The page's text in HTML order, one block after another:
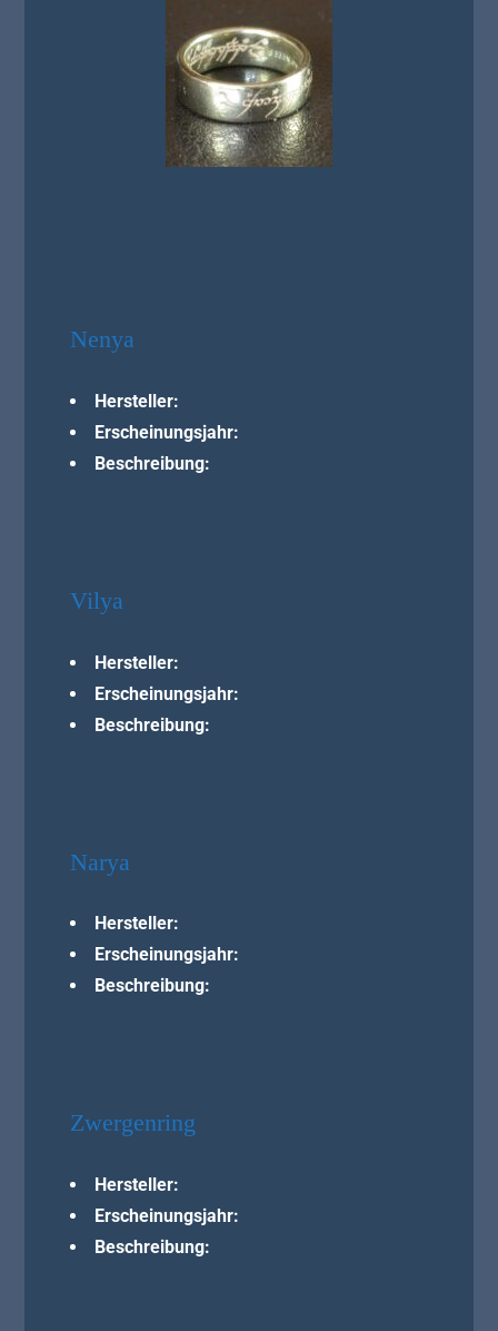
Nenya
Hersteller:
Erscheinungsjahr:
Beschreibung:
Vilya
Hersteller:
Erscheinungsjahr:
Beschreibung:
Narya
Hersteller:
Erscheinungsjahr:
Beschreibung:
Zwergenring
Hersteller:
Erscheinungsjahr:
Beschreibung: